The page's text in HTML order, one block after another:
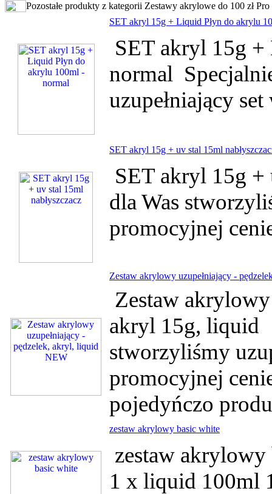
Pozostałe produkty z kategorii Zestawy akrylowe do 100 zł Pro
SET akryl 15g + Liquid Płyn do akrylu
SET akryl 15g
normal
uzupełniający
SET akryl 15g + uv stal 15ml
SET akryl 15g +
dla Was
promocyjnej
Zestaw akrylowy uzupełniający -
Zestaw
akryl 15g, liquid
stworzyliśmy
promocyjnej
pojedyńczo
zestaw akrylowy basic white
zestaw
1 x liquid 100ml